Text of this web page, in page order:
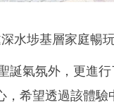
水埗基層家庭暢
誕氣氛外，更進行
，希望透過該體驗